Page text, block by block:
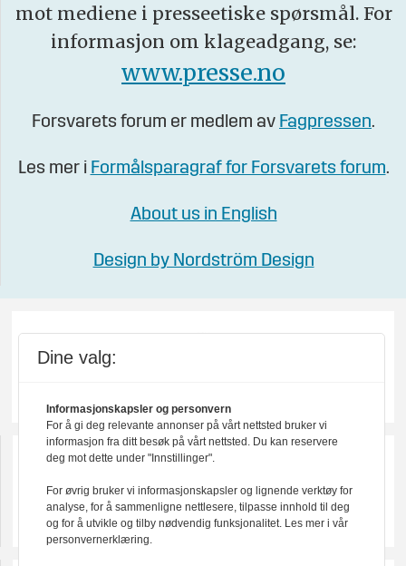
mot mediene i presseetiske spørsmål. For
informasjon om klageadgang, se:
www.presse.no
Forsvarets forum er medlem av Fagpressen.
Les mer i Formålsparagraf for Forsvarets forum.
About us in English
Design by Nordström Design
Dine valg:
Informasjonskapsler og personvern
For å gi deg relevante annonser på vårt nettsted bruker vi
informasjon fra ditt besøk på vårt nettsted. Du kan reservere
deg mot dette under "Innstillinger".
For øvrig bruker vi informasjonskapsler og lignende verktøy for
analyse, for å sammenligne nettlesere, tilpasse innhold til deg
og for å utvikle og tilby nødvendig funksjonalitet. Les mer i vår
personvernerklæring.